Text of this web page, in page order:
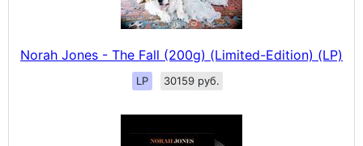
Norah Jones - The Fall (200g) (Limited-Edition) (LP)
LP 30159 руб.